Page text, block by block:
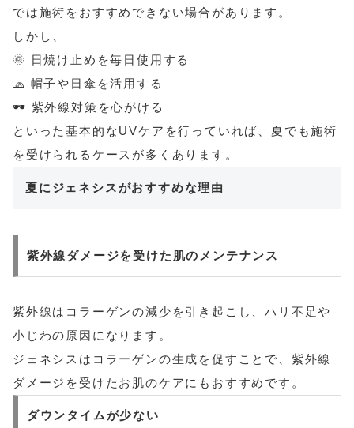
では施術をおすすめできない場合があります。
しかし、
🌞 日焼け止めを毎日使用する
🧢 帽子や日傘を活用する
🕶️ 紫外線対策を心がける
といった基本的なUVケアを行っていれば、夏でも施術
を受けられるケースが多くあります。
夏にジェネシスがおすすめな理由
紫外線ダメージを受けた肌のメンテナンス
紫外線はコラーゲンの減少を引き起こし、ハリ不足や
小じわの原因になります。
ジェネシスはコラーゲンの生成を促すことで、紫外線
ダメージを受けたお肌のケアにもおすすめです。
ダウンタイムが少ない